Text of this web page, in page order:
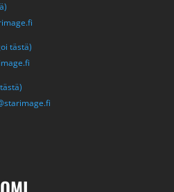
tästä)